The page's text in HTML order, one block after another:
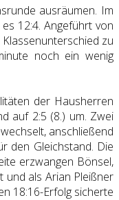
ausräumen. Im
12:4. Angeführt von
zu
noch ein wenig
der Hausherren
auf 2:5 (8.) um. Zwei
anschließend
den Gleichstand. Die
erzwangen Bönsel,
und als Arian Pleißner
18:16-Erfolg sicherte